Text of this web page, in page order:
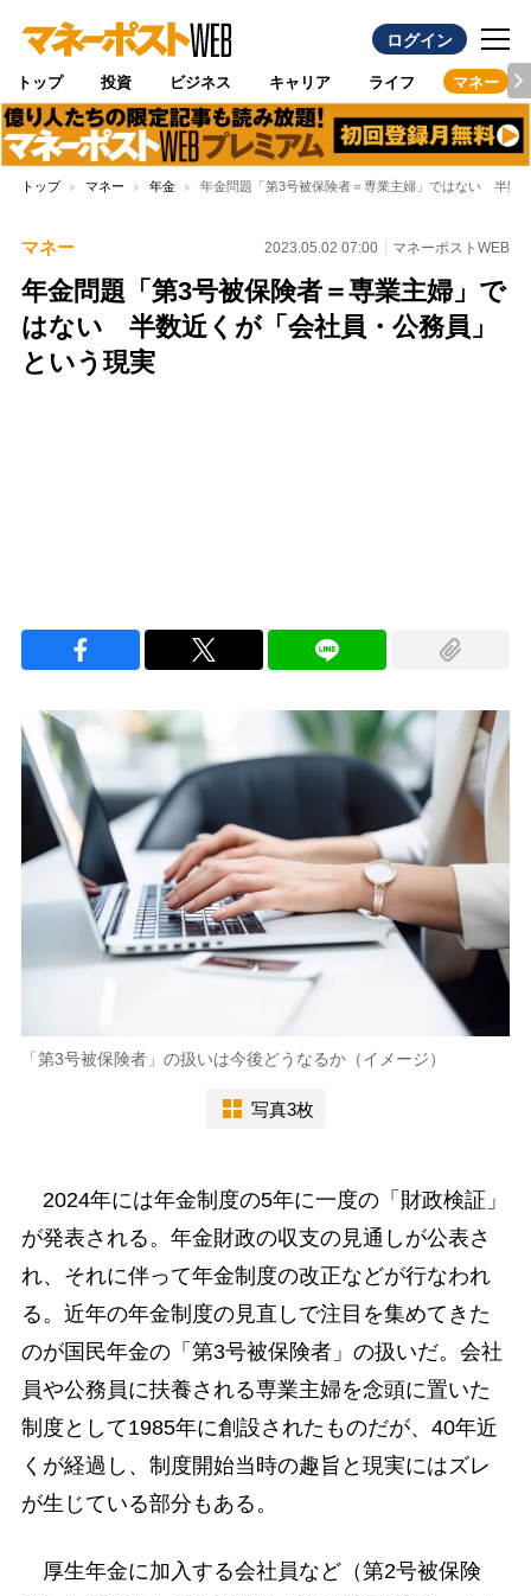
ログイン
トップ 投資 ビジネス キャリア ライフ マネー
トップ マネー 年金 年金問題「第3号被保険者＝専業主婦」ではない 半数
マネー 2023.05.02 07:00 マネーポストWEB
年金問題「第3号被保険者＝専業主婦」で
はない 半数近くが「会社員・公務員」
という現実
「第3号被保険者」の扱いは今後どうなるか（イメージ）
写真3枚
2024年には年金制度の5年に一度の「財政検証」
が発表される。年金財政の収支の見通しが公表さ
れ、それに伴って年金制度の改正などが行なわれ
る。近年の年金制度の見直しで注目を集めてきた
のが国民年金の「第3号被保険者」の扱いだ。会社
員や公務員に扶養される専業主婦を念頭に置いた
制度として1985年に創設されたものだが、40年近
くが経過し、制度開始当時の趣旨と現実にはズレ
が生じている部分もある。
厚生年金に加入する会社員など（第2号被保険